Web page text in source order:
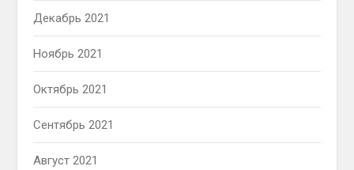
Декабрь 2021
Ноябрь 2021
Октябрь 2021
Сентябрь 2021
Август 2021